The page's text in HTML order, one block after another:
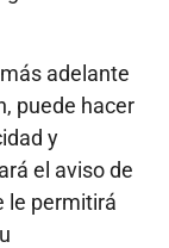
adelante
puede hacer
y
el aviso de
le permitirá